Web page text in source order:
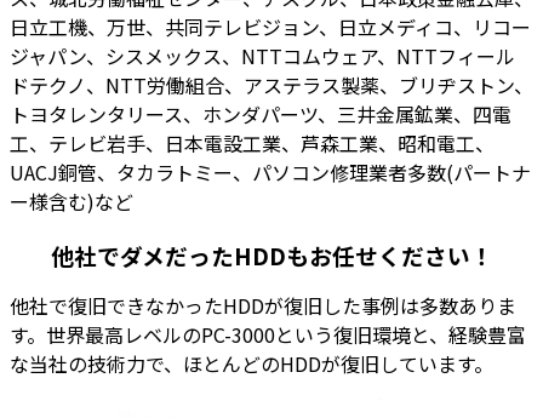
日立工機、万世、共同テレビジョン、日立メディコ、リコー
ジャパン、シスメックス、NTTコムウェア、NTTフィール
ドテクノ、NTT労働組合、アステラス製薬、ブリヂストン、
トヨタレンタリース、ホンダパーツ、三井金属鉱業、四電
工、テレビ岩手、日本電設工業、芦森工業、昭和電工、
UACJ銅管、タカラトミー、パソコン修理業者多数(パートナ
ー様含む)など
他社でダメだったHDDもお任せください！
他社で復旧できなかったHDDが復旧した事例は多数ありま
す。 世界最高レベルのPC-3000という復旧環境と、経験豊富
な当社の技術力で、ほとんどのHDDが復旧しています。